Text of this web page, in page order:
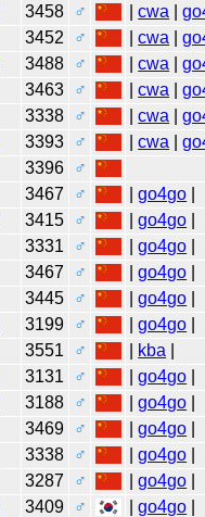
3458 ♂ |cwa |
3452 ♂ |cwa |
3488 ♂ |cwa |
3463 ♂ |cwa |
3338 ♂ |cwa |
3393 ♂ |cwa |
3396
♂
3467 ♂ |go4go
3415 ♂ |go4go
3331 ♂ |go4go
3467 ♂ |go4go
3445 ♂ |go4go
3199 ♂ |go4go
3551 ♂ kba
3131 ♂ |go4go
3188 ♂ |go4go
3469 ♂ |go4go
3338 ♂ |go4go
3287 ♂ |go4go
3409 ♂ |go4go